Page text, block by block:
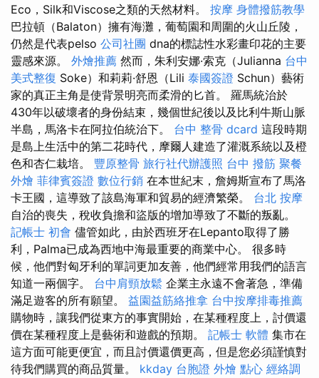
Eco，Silk和Viscose之類的天然材料。 按摩 身體撥筋教學
巴拉頓（Balaton）擁有海灘，葡萄園和周圍的火山丘陵，
仍然是代表pelso 公司社團 dna的標誌性水彩畫印花的主要
靈感來源。 外燴推薦 然而，朱利安娜·索克（Julianna 台中
美式整復 Soke）和莉莉·舒恩（Lili 泰國簽證 Schun）藝術
家的真正主角是使背景明亮而柔滑的匕首。 羅馬統治於
430年以破壞者的身份結束，幾個世紀後以及比利牛斯山脈
半島，馬洛卡在阿拉伯統治下。 台中 整骨 dcard 這段時期
是島上生活中的第二花時代，摩爾人建造了灌溉系統以及橙
色和杏仁栽培。 豐原整骨 旅行社代辦護照 台中 撥筋 聚餐
外燴 菲律賓簽證 數位行銷 在本世紀末，詹姆斯宣布了馬洛
卡王國，這導致了該島海軍和貿易的經濟繁榮。 台北 按摩
自治的喪失，稅收負擔和盜版的增加導致了不斷的叛亂。
記帳士 初會 儘管如此，由於西班牙在Lepanto取得了勝
利，Palma已成為西地中海最重要的商業中心。 很多時
候，他們對匈牙利的單詞更加友善，他們經常用我們的語言
知道一兩個字。 台中肩頸放鬆 企業主永遠不會著急，準備
滿足遊客的所有願望。 益園益筋絡推拿 台中按摩排毒推薦
購物時，讓我們從東方的事實開始，在某種程度上，討價還
價在某種程度上是藝術和遊戲的預期。 記帳士 軟體 集市在
這方面可能更便宜，而且討價還價更高，但是您必須謹慎對
待我們購買的商品質量。 kkday 台胞證 外燴 點心 經絡調